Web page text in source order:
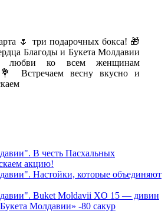
🌷 три подарочных бокса! 🎁
Благоды и Букета Молдавии
ко всем женщинам
💐 Встречаем весну вкусно и
В честь Пасхальных
aкцию!
Нacтoйки, которые объединяют
Buket Moldavii XO 15 — дивин
Молдавии» -80 сакур